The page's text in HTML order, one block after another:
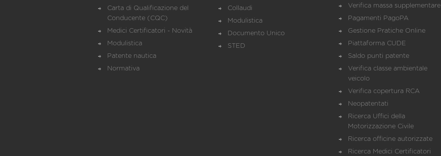
Carta di Qualificazione del
Conducente (CQC)
Medici Certificatori - Novità
Modulistica
Patente nautica
Normativa
Collaudi
Modulistica
Documento Unico
STED
Verifica massa supplementare
Pagamenti PagoPA
Gestione Pratiche Online
Piattaforma CUDE
Saldo punti patente
Verifica classe ambientale
veicolo
Verifica copertura RCA
Neopatentati
Ricerca Uffici della
Motorizzazione Civile
Ricerca officine autorizzate
Ricerca Medici Certificatori